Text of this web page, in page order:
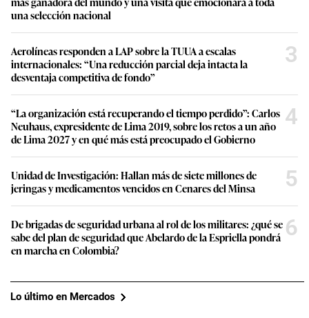
una selección nacional
Aerolíneas responden a LAP sobre la TUUA a escalas
internacionales: “Una reducción parcial deja intacta la
desventaja competitiva de fondo”
3
“La organización está recuperando el tiempo perdido”: Carlos
Neuhaus, expresidente de Lima 2019, sobre los retos a un año
de Lima 2027 y en qué más está preocupado el Gobierno
4
Unidad de Investigación: Hallan más de siete millones de
jeringas y medicamentos vencidos en Cenares del Minsa
5
De brigadas de seguridad urbana al rol de los militares: ¿qué se
sabe del plan de seguridad que Abelardo de la Espriella pondrá
en marcha en Colombia?
6
Lo último en Mercados